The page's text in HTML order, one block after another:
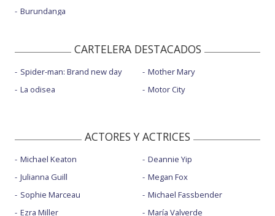
Burundanga
CARTELERA DESTACADOS
Spider-man: Brand new day
La odisea
Mother Mary
Motor City
ACTORES Y ACTRICES
Michael Keaton
Julianna Guill
Sophie Marceau
Ezra Miller
Deannie Yip
Megan Fox
Michael Fassbender
María Valverde